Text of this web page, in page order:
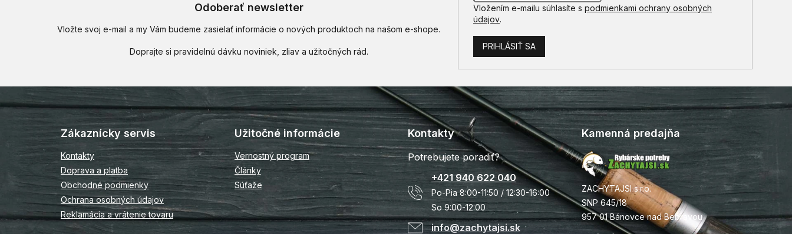
Odoberať newsletter
Vložte svoj e-mail a my Vám budeme zasielať informácie o nových produktoch na našom e-shope.
Vložením e-mailu súhlasíte s podmienkami ochrany osobných
údajov.
PRIHLÁSIŤ SA
Z
Zákaznícky servis
Kontakty
Doprava a platba
Obchodné podmienky
Ochrana osobných údajov
Reklamácia a vrátenie tovaru
Užitočné informácie
Vernostný program
Články
Súťaže
Kontakty
Potrebujete poradiť?
+421 940 622 040
Po-Pia 8:00-11:50 / 12:30-16:00
So 9:00-12:00
info@zachytajsi.sk
Kamenná predajňa
ZACHYTAJSI s.r.o.
SNP 645/18
957 01 Bánovce nad Bebravou